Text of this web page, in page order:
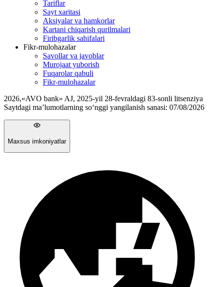
Tariflar
Sayt xaritasi
Aksiyalar va hamkorlar
Kartani chiqarish qurilmalari
Firibgarlik sahifalari
Fikr-mulohazalar
Savollar va javoblar
Murojaat yuborish
Fuqarolar qabuli
Fikr-mulohazalar
2026,«AVO bank» AJ, 2025-yil 28-fevraldagi 83-sonli litsenziya
Saytdagi ma’lumotlarning so‘nggi yangilanish sanasi: 07/08/2026
Maxsus imkoniyatlar